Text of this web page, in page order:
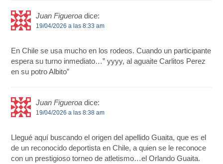
Juan Figueroa dice:
19/04/2026 a las 8:33 am
En Chile se usa mucho en los rodeos. Cuando un participante
espera su turno inmediato…” yyyy, al aguaite Carlitos Perez
en su potro Albito”
Juan Figueroa dice:
19/04/2026 a las 8:38 am
Llegué aquí buscando el origen del apellido Guaita, que es el
de un reconocido deportista en Chile, a quien se le reconoce
con un prestigioso torneo de atletismo…el Orlando Guaita.